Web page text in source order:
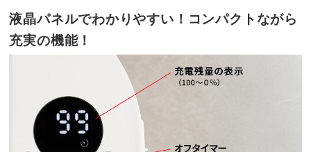
液晶パネルでわかりやすい！コンパクトながら
充実の機能！